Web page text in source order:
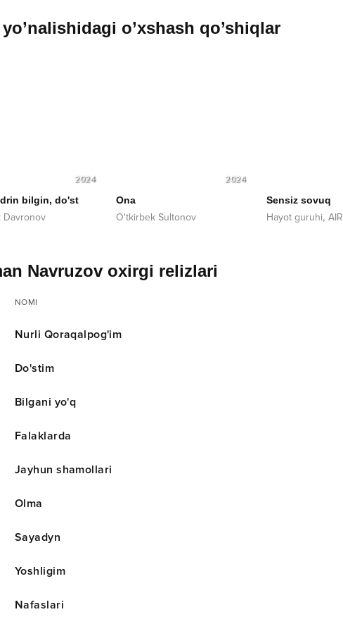
yo’nalishidagi o’xshash qo’shiqlar
2024
bilgin, do'st
Davronov
2024
Ona
O'tkirbek Sultonov
Sensiz sovuq
Hayot guruhi, AIR
Navruzov oxirgi relizlari
NOMI
Nurli Qoraqalpog'im
Do'stim
Bilgani yo'q
Falaklarda
Jayhun shamollari
Olma
Sayadyn
Yoshligim
Nafaslari